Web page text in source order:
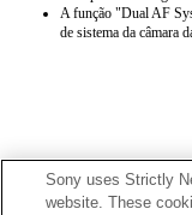
A função "Dual AF
de sistema da câmara
Terms of Use Contact Us
Sony uses Strictly
website. These